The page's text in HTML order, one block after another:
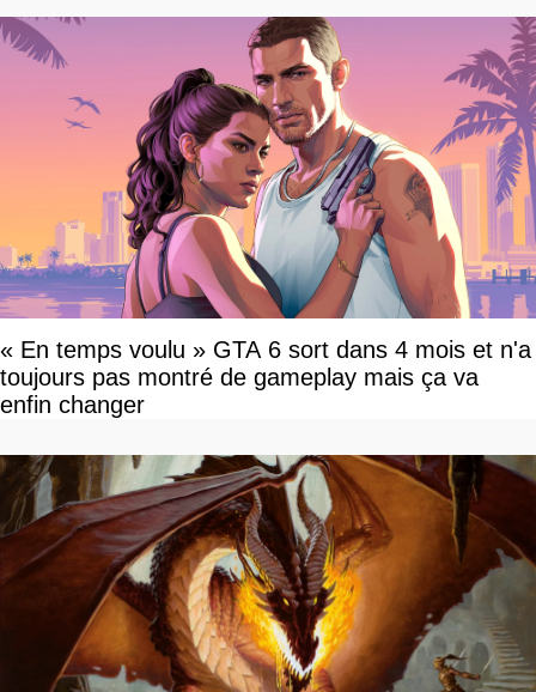
« En temps voulu » GTA 6 sort dans 4 mois et n'a
toujours pas montré de gameplay mais ça va
enfin changer